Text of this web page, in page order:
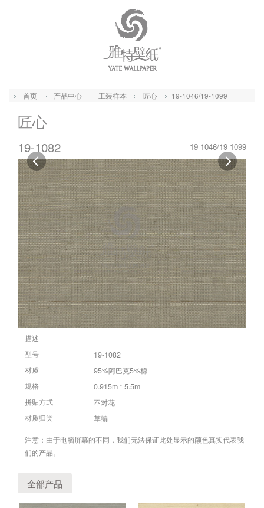
首页 产品中心 工装样本 匠心 19-1046/19-1099
匠心
19-1046/19-1099
19-1082
描述
型号
19-1082
材质 95%阿巴克5%棉
规格 0.915m * 5.5m
拼贴方式 不对花
材质归类
草编
注意：由于电脑屏幕的不同，我们无法保证此处显示的颜色真实代表我
们的产品。
全部产品